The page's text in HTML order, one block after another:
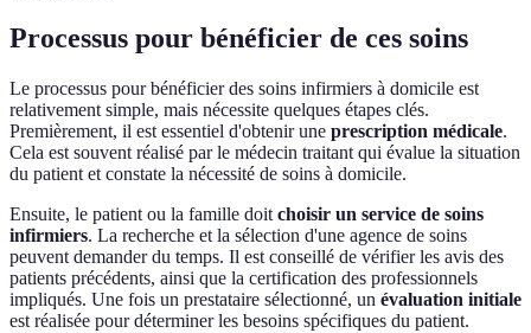
Processus pour bénéficier de ces soins
Le processus pour bénéficier des soins infirmiers à domicile est
relativement simple, mais nécessite quelques étapes clés.
Premièrement, il est essentiel d'obtenir une prescription médicale.
Cela est souvent réalisé par le médecin traitant qui évalue la situation
du patient et constate la nécessité de soins à domicile.
Ensuite, le patient ou la famille doit choisir un service de soins
infirmiers. La recherche et la sélection d'une agence de soins
peuvent demander du temps. Il est conseillé de vérifier les avis des
patients précédents, ainsi que la certification des professionnels
impliqués. Une fois un prestataire sélectionné, un évaluation initiale
est réalisée pour déterminer les besoins spécifiques du patient.